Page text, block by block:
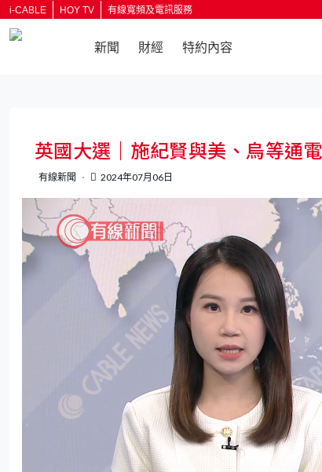
i-CABLE HOY TV 有線寬頻及電訊服務
新聞 財經 特約內容
英國大選｜施紀賢與美、烏等
有線新聞 2024年07月06日